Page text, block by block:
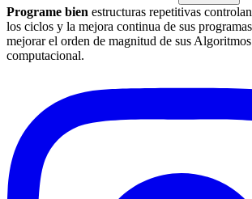
Programe bien estructuras repetitivas
los ciclos y la mejora continua de sus
mejorar el orden de magnitud de sus
computacional.